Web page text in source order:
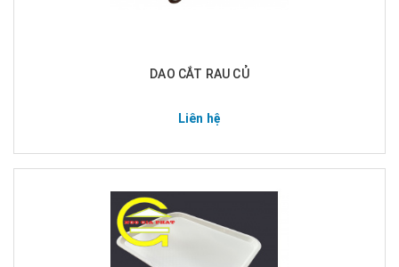
DAO CẮT RAU CỦ
Liên hệ